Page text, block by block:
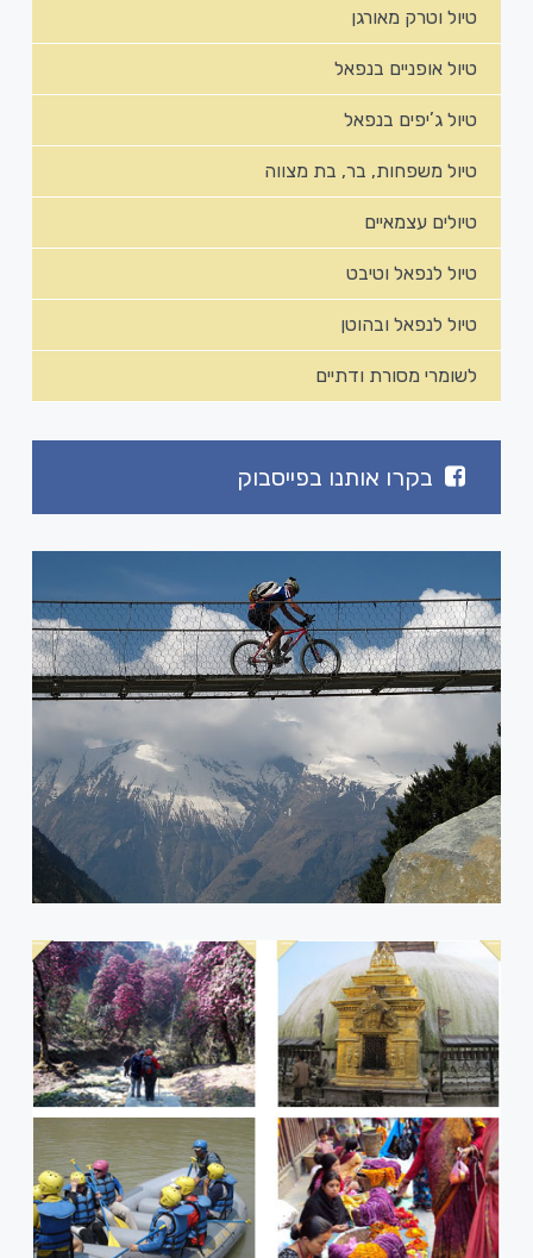
טיול וטרק מאורגן
טיול אופניים בנפאל
טיול ג’יפים בנפאל
טיול משפחות, בר, בת מצווה
טיולים עצמאיים
טיול לנפאל וטיבט
טיול לנפאל ובהוטן
לשומרי מסורת ודתיים
בקרו אותנו בפייסבוק